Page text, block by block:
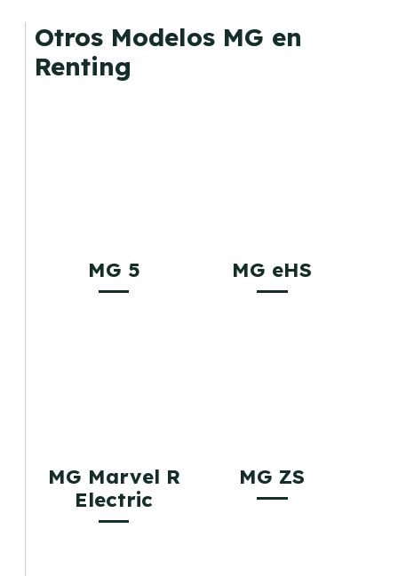
gusta cambiar de coche cada pocos años.
Otros Modelos MG en
Renting
MG 5 MG eHS
MG Marvel R
Electric
MG ZS